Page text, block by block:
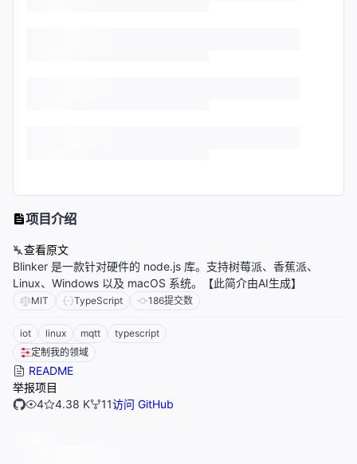
项目介绍
查看原文
Blinker 是一款针对硬件的 node.js 库。支持树莓派、香蕉派、
Linux、Windows 以及 macOS 系统。【此简介由AI生成】
MIT TypeScript 186提交数
iot linux mqtt
typescript
定制我的领域
README
举报项目
4
4.38 K 11访问 GitHub